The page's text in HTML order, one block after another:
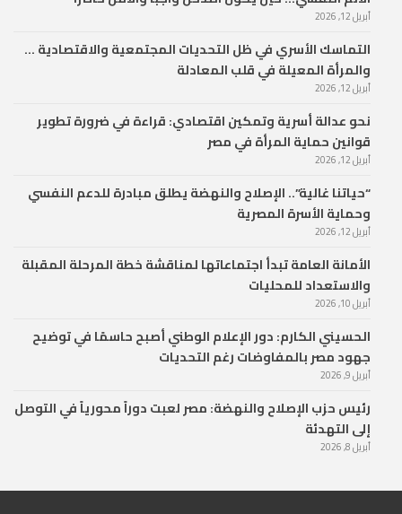
أبريل 12, 2026
التماسك الأسري في ظل التحديات المجتمعية والاقتصادية …
والمرأة المعيلة في قلب المعادلة
أبريل 12, 2026
نحو عدالة أسرية وتمكين اقتصادي: قراءة في ضرورة تطوير
قوانين حماية المرأة في مصر
أبريل 12, 2026
“حياتنا غالية”.. الإصلاح والنهضة يطلق مبادرة للدعم النفسي
وحماية الأسرة المصرية
أبريل 12, 2026
الأمانة العامة تبدأ اجتماعاتها لمناقشة خطة المرحلة المقبلة
والاستعداد للمحليات
أبريل 10, 2026
الحسيني الكارم: دور الإعلام الوطني أصبح حاسمًا في توضيح
جهود مصر بالمفاوضات رغم التحديات
أبريل 9, 2026
رئيس حزب الإصلاح والنهضة: مصر لعبت دوراً محورياً في التوصل
إلى التهدئة
أبريل 8, 2026